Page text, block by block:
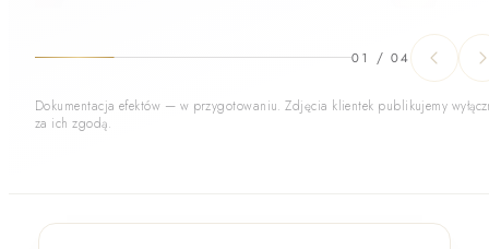
01 / 04
Dokumentacja efektów — w przygotowaniu. Zdjęcia klientek publikujemy
za ich zgodą.